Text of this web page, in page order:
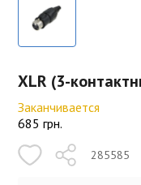
XLR (3-
Заканчивается
685 грн.
285585